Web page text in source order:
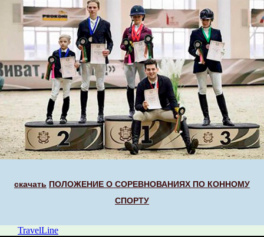
скачать ПОЛОЖЕНИЕ О СОРЕВНОВАНИЯХ ПО КОННОМУ
СПОРТУ
TravelLine